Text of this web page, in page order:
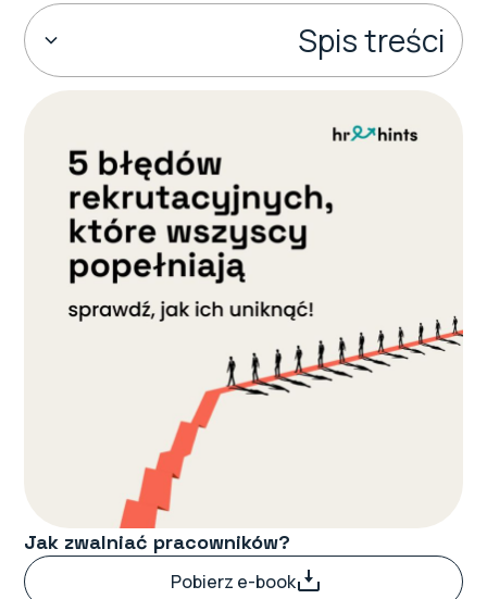
Spis treści
Jak przeprowadzić zwolnienie pracownika?
Etap pierwszy: przygotowanie do zwolnień
Etap drugi: dzień 0, czyli czas zwolnień
Etap trzeci: komunikacja po zwolnieniach
Dlaczego warto skorzystać ze wsparcia
eksperta podczas zwalniania pracowników?
Jak zwalniać pracowników?
Pobierz e-book